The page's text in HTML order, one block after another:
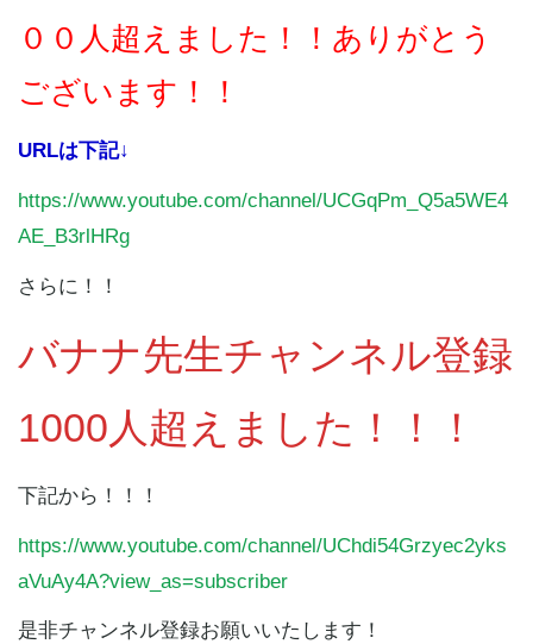
００ 人超えました！！ありがとう
ございます！！
URLは下記↓
https://www.youtube.com/channel/UCGqPm_Q5a5WE4
AE_B3rlHRg
さらに！！
バナナ先生チャンネル登録
1000人超えました！！！
下記から！！！
https://www.youtube.com/channel/UChdi54Grzyec2yks
aVuAy4A?view_as=subscriber
是非チャンネル登録お願いいたします！